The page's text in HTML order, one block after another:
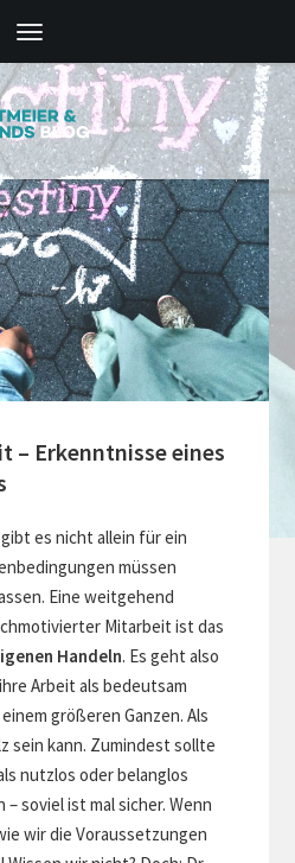
Toggle
navigation
– Erkenntnisse eines
es nicht allein für ein
müssen
Eine weitgehend
Mitarbeit ist das
Handeln. Es geht also
Arbeit als bedeutsam
größeren Ganzen. Als
sein kann. Zumindest sollte
nutzlos oder belanglos
soviel ist mal sicher. Wenn
wir die Voraussetzungen